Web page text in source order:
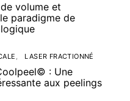
volume et
paradigme de
LASER FRACTIONNÉ
: Une
aux peelings